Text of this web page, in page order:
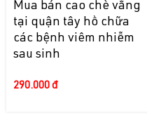
Mua bán cao chè vằng
tại quận tây hồ chữa
các bệnh viêm nhiễm
sau sinh
290.000 đ